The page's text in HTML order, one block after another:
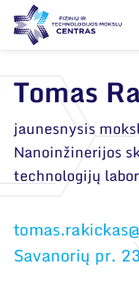
Apie
Tomas
jaunesnysis
Nanoinžinerijos
technologijų
Savanorių pr.